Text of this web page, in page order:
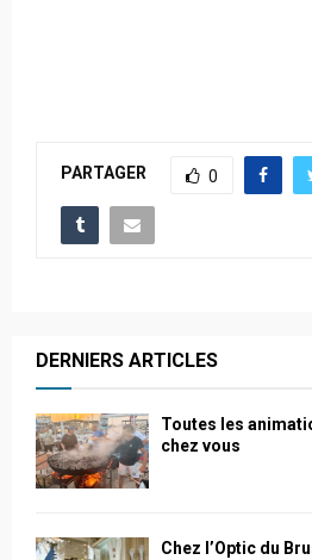
PARTAGER 0
DERNIERS ARTICLES
Toutes les
chez vous
Chez l’Optic du